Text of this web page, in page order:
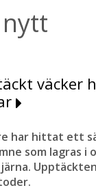
väcker
har hittat ett
som lagras i